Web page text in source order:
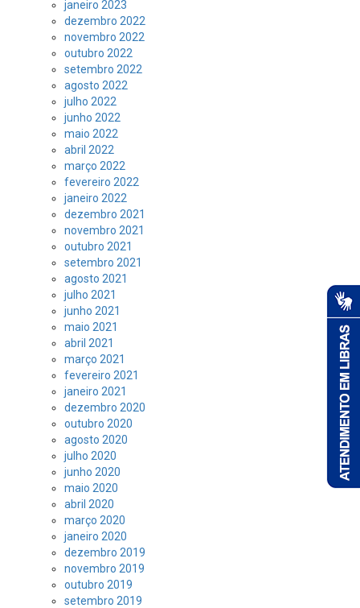
janeiro 2023
dezembro 2022
novembro 2022
outubro 2022
setembro 2022
agosto 2022
julho 2022
junho 2022
maio 2022
abril 2022
março 2022
fevereiro 2022
janeiro 2022
dezembro 2021
novembro 2021
outubro 2021
setembro 2021
agosto 2021
julho 2021
junho 2021
maio 2021
abril 2021
março 2021
fevereiro 2021
janeiro 2021
dezembro 2020
outubro 2020
agosto 2020
julho 2020
junho 2020
maio 2020
abril 2020
março 2020
janeiro 2020
dezembro 2019
novembro 2019
outubro 2019
setembro 2019